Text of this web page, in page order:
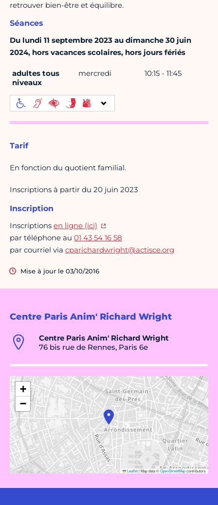
Centre Paris Anim' Richard Wright
Centre Paris Anim' Richard Wright
76 bis rue de Rennes, Paris 6e
+
−
Leaflet|Map data ©OpenStreetMapcontributors
retrouver bien-être et équilibre.
Séances
Du lundi 11 septembre 2023 au dimanche 30 juin
2024, hors vacances scolaires, hors jours fériés
adultes tous
niveaux
mercredi 10:15 - 11:45
Tarif
En fonction du quotient familial.
Inscriptions à partir du 20 juin 2023
Inscription
Inscriptions en ligne (ici)
par téléphone au 01 43 54 16 58
par courriel via cparichardwright@actisce.org
Mise à jour le 03/10/2016